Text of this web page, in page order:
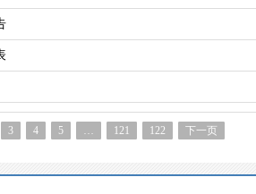
3 4 5 … 121 122 下一页